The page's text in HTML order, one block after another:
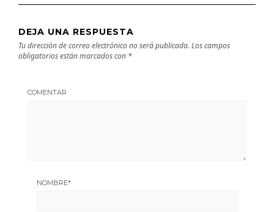
DEJA UNA RESPUESTA
Tu dirección de correo electrónico no será publicada. Los campos
obligatorios están marcados con *
COMENTAR
NOMBRE*